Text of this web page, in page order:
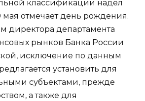
классификации надел
мая отмечает день рождения.
директора департамента
рынков Банка России
исключение по данным
установить для
субъектами, прежде
а также для